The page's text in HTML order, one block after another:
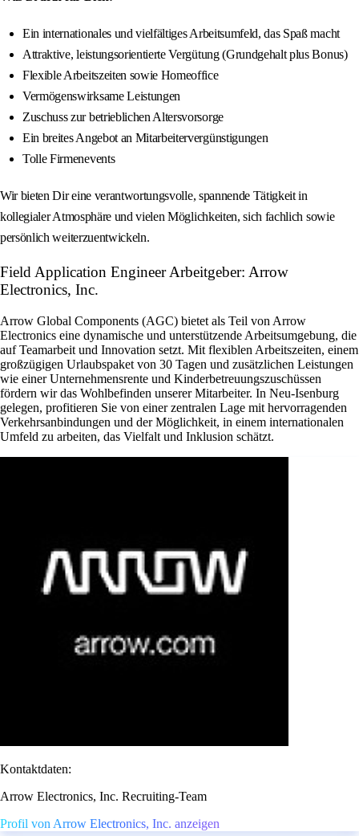
Ein internationales und vielfältiges Arbeitsumfeld, das Spaß macht
Attraktive, leistungsorientierte Vergütung (Grundgehalt plus Bonus)
Flexible Arbeitszeiten sowie Homeoffice
Vermögenswirksame Leistungen
Zuschuss zur betrieblichen Altersvorsorge
Ein breites Angebot an Mitarbeitervergünstigungen
Tolle Firmenevents
Wir bieten Dir eine verantwortungsvolle, spannende Tätigkeit in
kollegialer Atmosphäre und vielen Möglichkeiten, sich fachlich sowie
persönlich weiterzuentwickeln.
Field Application Engineer Arbeitgeber: Arrow
Electronics, Inc.
Arrow Global Components (AGC) bietet als Teil von Arrow
Electronics eine dynamische und unterstützende Arbeitsumgebung, die
auf Teamarbeit und Innovation setzt. Mit flexiblen Arbeitszeiten, einem
großzügigen Urlaubspaket von 30 Tagen und zusätzlichen Leistungen
wie einer Unternehmensrente und Kinderbetreuungszuschüssen
fördern wir das Wohlbefinden unserer Mitarbeiter. In Neu-Isenburg
gelegen, profitieren Sie von einer zentralen Lage mit hervorragenden
Verkehrsanbindungen und der Möglichkeit, in einem internationalen
Umfeld zu arbeiten, das Vielfalt und Inklusion schätzt.
Kontaktdaten:
Arrow Electronics, Inc. Recruiting-Team
Profil von Arrow Electronics, Inc. anzeigen